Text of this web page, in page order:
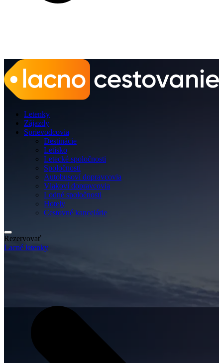
Letenky
Zájazdy
Sprievodcovia
Destinácie
Letisko
Letecké spoločnosti
Spoločnosti
Autobusoví dopravcovia
Vlakoví dopravcovia
Lodné spoločnosti
Hotely
Cestovné kancelárie
Rezervovať
Lacné letenky